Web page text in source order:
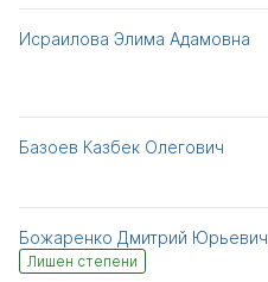
Исраилова Элима Адамовна
Базоев Казбек Олегович
Божаренко Дмитрий Юрьевич
Лишен степени